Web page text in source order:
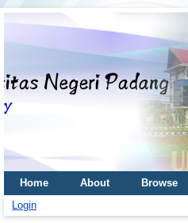
Home About Browse
Login